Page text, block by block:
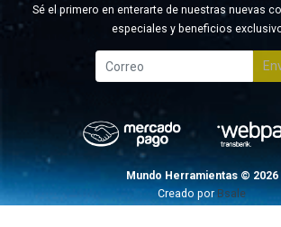
Sé el primero en enterarte de nuestras nuevas
especiales y beneficios
Mundo Herramientas © 2026
Creado por Bsale